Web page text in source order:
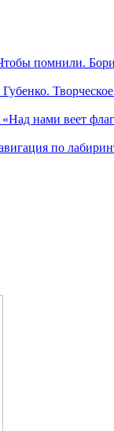
помнили.
нами веет
по